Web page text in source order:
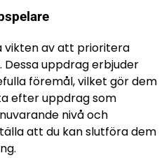
av att prioritera
uppdrag erbjuder
föremål, vilket gör dem
efter uppdrag som
nivå och
att du kan slutföra dem